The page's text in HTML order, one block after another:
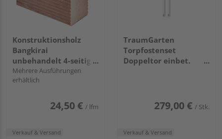
Konstruktionsholz
Bangkirai
unbehandelt 4-seitig
geriffelt
Mehrere Ausführungen
erhältlich
24,50 € / lfm
Verkauf & Versand
TraumGarten
Torpfostenset
Doppeltor einbet.
279,00 € / Stk.
Verkauf & Versand